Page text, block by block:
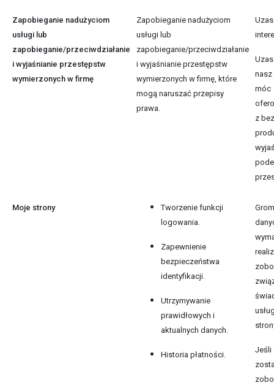
Zapobieganie nadużyciom
usługi lub
zapobieganie/przeciwdziałanie
i wyjaśnianie przestępstw
wymierzonych w firmę
Zapobieganie nadużyciom
usługi lub
zapobieganie/przeciwdziałanie
i wyjaśnianie przestępstw
wymierzonych w firmę, które
mogą naruszać przepisy
prawa.
nasz
móc
z
Moje strony
Tworzenie funkcji
logowania.
Zapewnienie
bezpieczeństwa
identyfikacji.
Utrzymywanie
prawidłowych i
aktualnych danych.
Historia płatności.
Jeśli